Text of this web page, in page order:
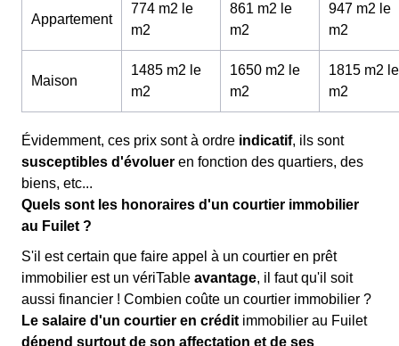
Appartement
774 m2 le
m2
861 m2 le
m2
947 m2 le
m2
Maison
1485 m2 le
m2
1650 m2 le
m2
1815 m2 le
m2
Évidemment, ces prix sont à ordre indicatif, ils sont
susceptibles d'évoluer en fonction des quartiers, des
biens, etc...
Quels sont les honoraires d'un courtier immobilier
au Fuilet ?
S'il est certain que faire appel à un courtier en prêt
immobilier est un vériTable avantage, il faut qu'il soit
aussi financier ! Combien coûte un courtier immobilier ?
Le salaire d'un courtier en crédit immobilier au Fuilet
dépend surtout de son affectation et de ses